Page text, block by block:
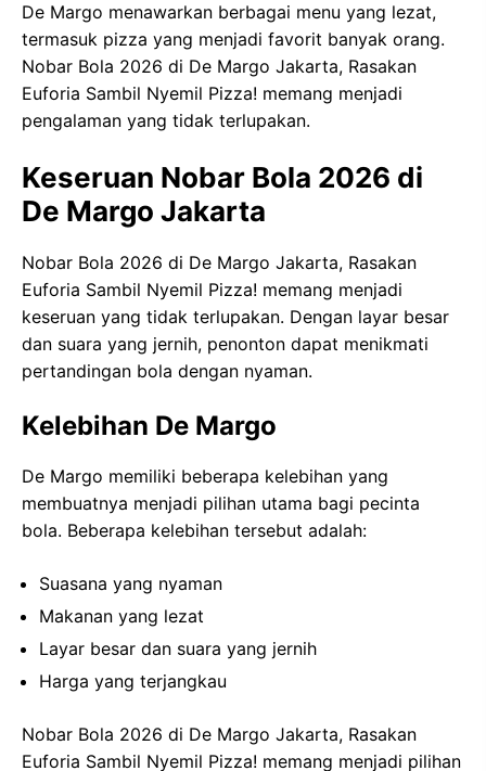
De Margo menawarkan berbagai menu yang lezat,
termasuk pizza yang menjadi favorit banyak orang.
Nobar Bola 2026 di De Margo Jakarta, Rasakan
Euforia Sambil Nyemil Pizza! memang menjadi
pengalaman yang tidak terlupakan.
Keseruan Nobar Bola 2026 di
De Margo Jakarta
Nobar Bola 2026 di De Margo Jakarta, Rasakan
Euforia Sambil Nyemil Pizza! memang menjadi
keseruan yang tidak terlupakan. Dengan layar besar
dan suara yang jernih, penonton dapat menikmati
pertandingan bola dengan nyaman.
Kelebihan De Margo
De Margo memiliki beberapa kelebihan yang
membuatnya menjadi pilihan utama bagi pecinta
bola. Beberapa kelebihan tersebut adalah:
Suasana yang nyaman
Makanan yang lezat
Layar besar dan suara yang jernih
Harga yang terjangkau
Nobar Bola 2026 di De Margo Jakarta, Rasakan
Euforia Sambil Nyemil Pizza! memang menjadi pilihan